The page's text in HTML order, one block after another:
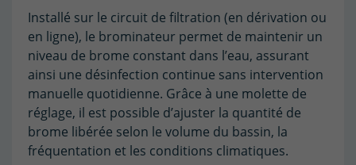
Installé sur le circuit de filtration (en dérivation ou
en ligne), le brominateur permet de maintenir un
niveau de brome constant dans l’eau, assurant
ainsi une désinfection continue sans intervention
manuelle quotidienne. Grâce à une molette de
réglage, il est possible d’ajuster la quantité de
brome libérée selon le volume du bassin, la
fréquentation et les conditions climatiques.